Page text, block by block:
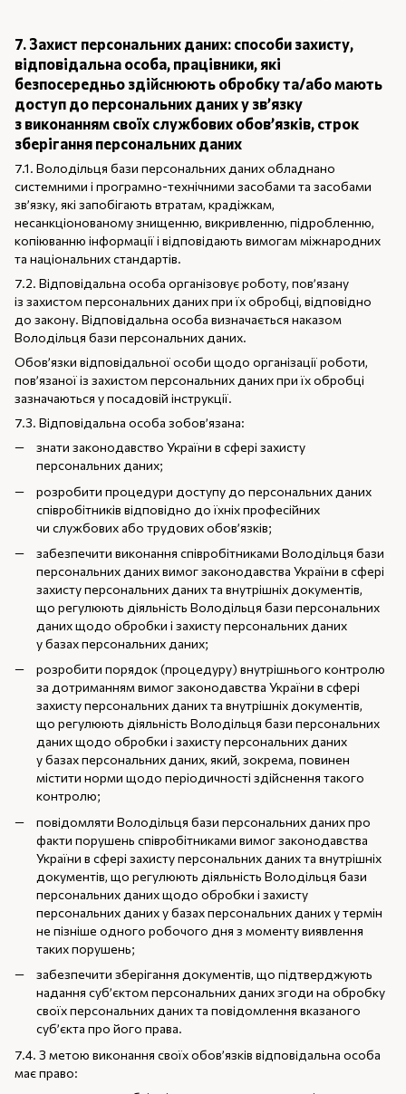
7. Захист персональних даних: способи захисту,
відповідальна особа, працівники, які
безпосередньо здійснюють обробку та/або мають
доступ до персональних даних у зв’язку
з виконанням своїх службових обов’язків, строк
зберігання персональних даних
7.1. Володільця бази персональних даних обладнано
системними і програмно-технічними засобами та засобами
зв’язку, які запобігають втратам, крадіжкам,
несанкціонованому знищенню, викривленню, підробленню,
копіюванню інформації і відповідають вимогам міжнародних
та національних стандартів.
7.2. Відповідальна особа організовує роботу, пов’язану
із захистом персональних даних при їх обробці, відповідно
до закону. Відповідальна особа визначається наказом
Володільця бази персональних даних.
Обов’язки відповідальної особи щодо організації роботи,
пов’язаної із захистом персональних даних при їх обробці
зазначаються у посадовій інструкції.
7.3. Відповідальна особа зобов’язана:
знати законодавство України в сфері захисту
персональних даних;
розробити процедури доступу до персональних даних
співробітників відповідно до їхніх професійних
чи службових або трудових обов’язків;
забезпечити виконання співробітниками Володільця бази
персональних даних вимог законодавства України в сфері
захисту персональних даних та внутрішніх документів,
що регулюють діяльність Володільця бази персональних
даних щодо обробки і захисту персональних даних
у базах персональних даних;
розробити порядок (процедуру) внутрішнього контролю
за дотриманням вимог законодавства України в сфері
захисту персональних даних та внутрішніх документів,
що регулюють діяльність Володільця бази персональних
даних щодо обробки і захисту персональних даних
у базах персональних даних, який, зокрема, повинен
містити норми щодо періодичності здійснення такого
контролю;
повідомляти Володільця бази персональних даних про
факти порушень співробітниками вимог законодавства
України в сфері захисту персональних даних та внутрішніх
документів, що регулюють діяльність Володільця бази
персональних даних щодо обробки і захисту
персональних даних у базах персональних даних у термін
не пізніше одного робочого дня з моменту виявлення
таких порушень;
забезпечити зберігання документів, що підтверджують
надання суб’єктом персональних даних згоди на обробку
своїх персональних даних та повідомлення вказаного
суб’єкта про його права.
7.4. З метою виконання своїх обов’язків відповідальна особа
має право: